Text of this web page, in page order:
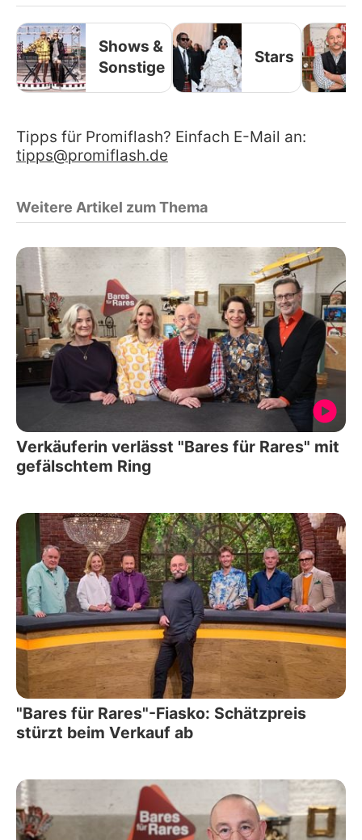
Shows &
Sonstige
Stars
Tipps für Promiflash? Einfach E-Mail an:
tipps@promiflash.de
Weitere Artikel zum Thema
Verkäuferin verlässt "Bares für Rares" mit
gefälschtem Ring
"Bares für Rares"-Fiasko: Schätzpreis
stürzt beim Verkauf ab